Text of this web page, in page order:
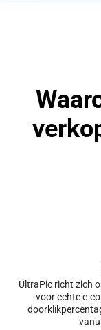
UltraPic richt zich
voor echte e-